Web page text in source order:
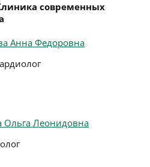
современных
Анна Федоровна
Ольга Леонидовна